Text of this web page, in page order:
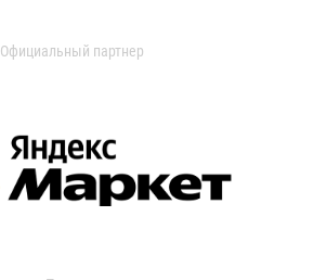
Официальный партнер